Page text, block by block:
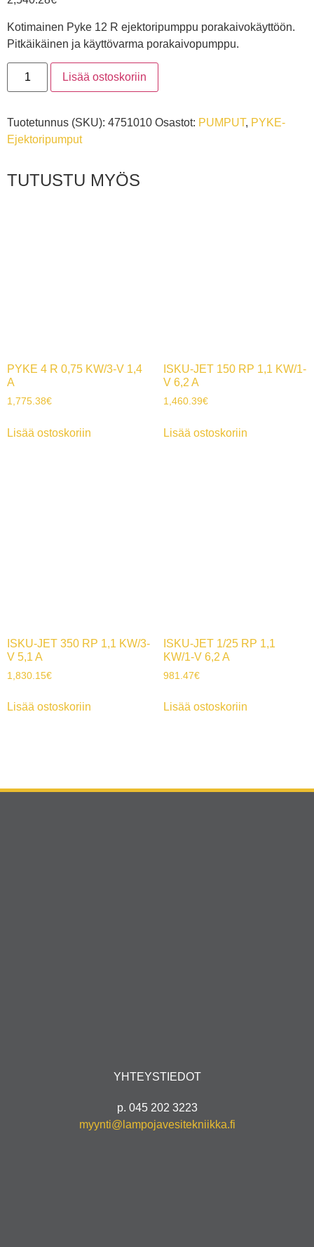
Kotimainen Pyke 12 R ejektoripumppu porakaivokäyttöön.
Pitkäikäinen ja käyttövarma porakaivopumppu.
Lisää ostoskoriin
Tuotetunnus (SKU): 4751010 Osastot: PUMPUT, PYKE-
Ejektoripumput
TUTUSTU MYÖS
PYKE 4 R 0,75 KW/3-V 1,4
A
1,775.38€
Lisää ostoskoriin
ISKU-JET 150 RP 1,1 KW/1-
V 6,2 A
1,460.39€
Lisää ostoskoriin
ISKU-JET 350 RP 1,1 KW/3-
V 5,1 A
1,830.15€
Lisää ostoskoriin
ISKU-JET 1/25 RP 1,1
KW/1-V 6,2 A
981.47€
Lisää ostoskoriin
YHTEYSTIEDOT
p. 045 202 3223
myynti@lampojavesitekniikka.fi